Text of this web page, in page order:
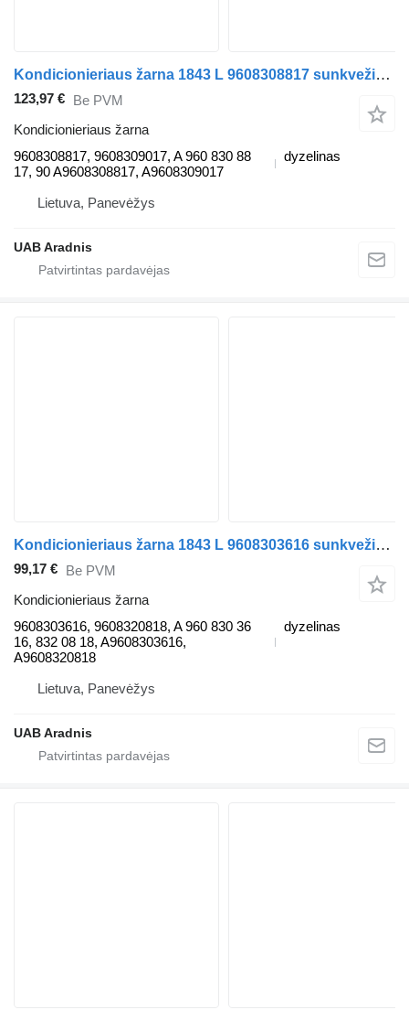
Kondicionieriaus žarna 1843 L 9608308817 sunkvežimio Mercedes-Benz ACTROS MP4
123,97 € Be PVM
Kondicionieriaus žarna
9608308817, 9608309017, A 960 830 88
17, 90 A9608308817, A9608309017
dyzelinas
Lietuva, Panevėžys
UAB Aradnis
Kondicionieriaus žarna 1843 L 9608303616 sunkvežimio Mercedes-Benz ACTROS MP4
99,17 € Be PVM
Kondicionieriaus žarna
9608303616, 9608320818, A 960 830 36
16, 832 08 18, A9608303616,
A9608320818
dyzelinas
Lietuva, Panevėžys
UAB Aradnis